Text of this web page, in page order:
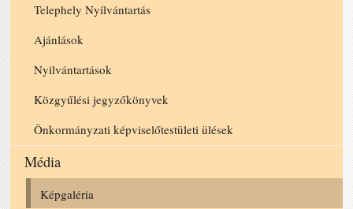
Telephely Nyílvántartás
Ajánlások
Nyilvántartások
Közgyűlési jegyzőkönyvek
Önkormányzati képviselőtestületi ülések
Média
Képgaléria